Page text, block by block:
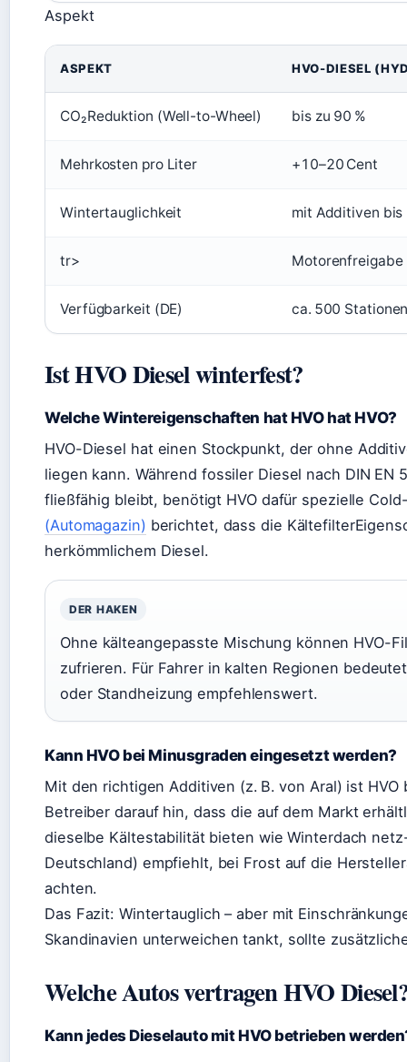
Aspekt
ASPEKT HVO-DIESEL
CO₂Reduktion (Well-to-Wheel) bis zu 90 %
Mehrkosten pro Liter +10–20 Cent
Wintertauglichkeit mit Additiven bis
tr> Motorenfreigabe
Verfügbarkeit (DE) ca. 500
Ist HVO Diesel winterfest?
Welche Wintereigenschaften hat HVO hat HVO?
HVO-Diesel hat einen Stockpunkt, der ohne
liegen kann. Während fossiler Diesel nach DIN EN
fließfähig bleibt, benötigt HVO dafür spezielle
(Automagazin) berichtet, dass die
herkömmlichem Diesel.
DER HAKEN
Ohne kälteangepasste Mischung können HVO-
zufrieren. Für Fahrer in kalten Regionen
oder Standheizung empfehlenswert.
Kann HVO bei Minusgraden eingesetzt werden?
Mit den richtigen Additiven (z. B. von Aral) ist HVO
Betreiber darauf hin, dass die auf dem Markt
dieselbe Kältestabilität bieten wie Winterdach
Deutschland) empfiehlt, bei Frost auf die
achten.
Das Fazit: Wintertauglich – aber mit
Skandinavien unterweichen tankt, sollte
Welche Autos vertragen HVO
Kann jedes Dieselauto mit HVO betrieben